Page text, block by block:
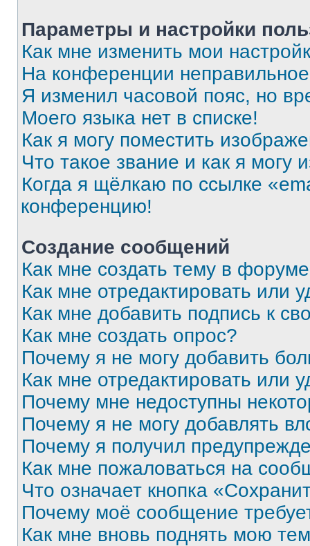
Параметры и настройки
Как мне изменить мои
На конференции
Я изменил часовой пояс, но
Моего языка нет в списке!
Как я могу поместить
Что такое звание и как я могу
Когда я щёлкаю по ссылке
конференцию!
Создание сообщений
Как мне создать тему в
Как мне отредактировать или
Как мне добавить подпись к
Как мне создать опрос?
Почему я не могу добавить
Как мне отредактировать или
Почему мне недоступны
Почему я не могу добавлять
Почему я получил
Как мне пожаловаться на
Что означает кнопка
Почему моё сообщение
Как мне вновь поднять мою